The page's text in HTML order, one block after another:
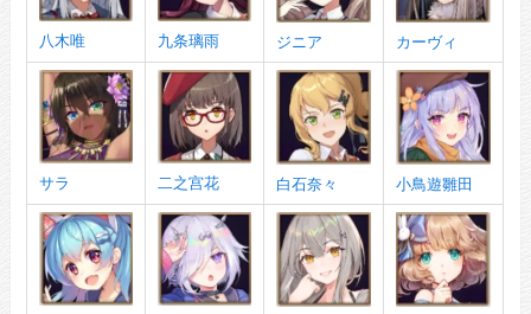
八木唯 九条璃雨 ジニア カーヴィ
サラ 二之宫花 白石奈々 小鳥遊雛田